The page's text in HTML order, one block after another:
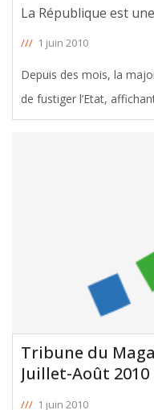
La République est
/// 1 juin 2010
Depuis des mois, la
de fustiger l’Etat,
200 M€ !) Tout cela est
cette désinformation,
Tribune du
Juillet-Août 2010
/// 1 juin 2010